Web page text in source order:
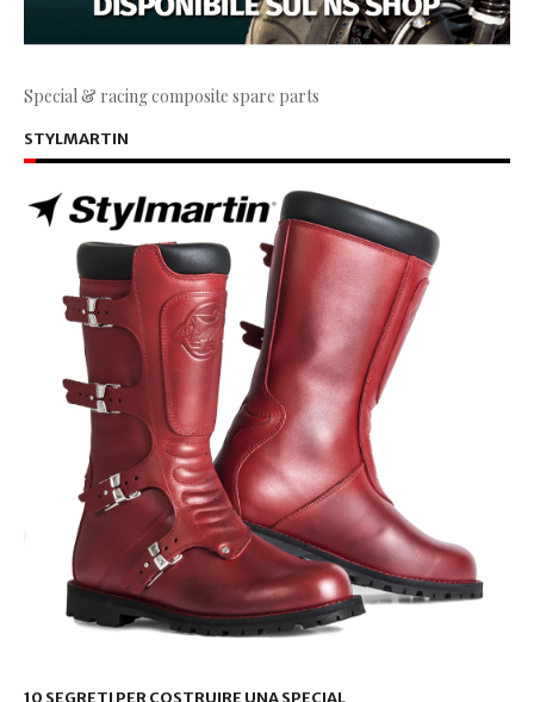
Special & racing composite spare parts
STYLMARTIN